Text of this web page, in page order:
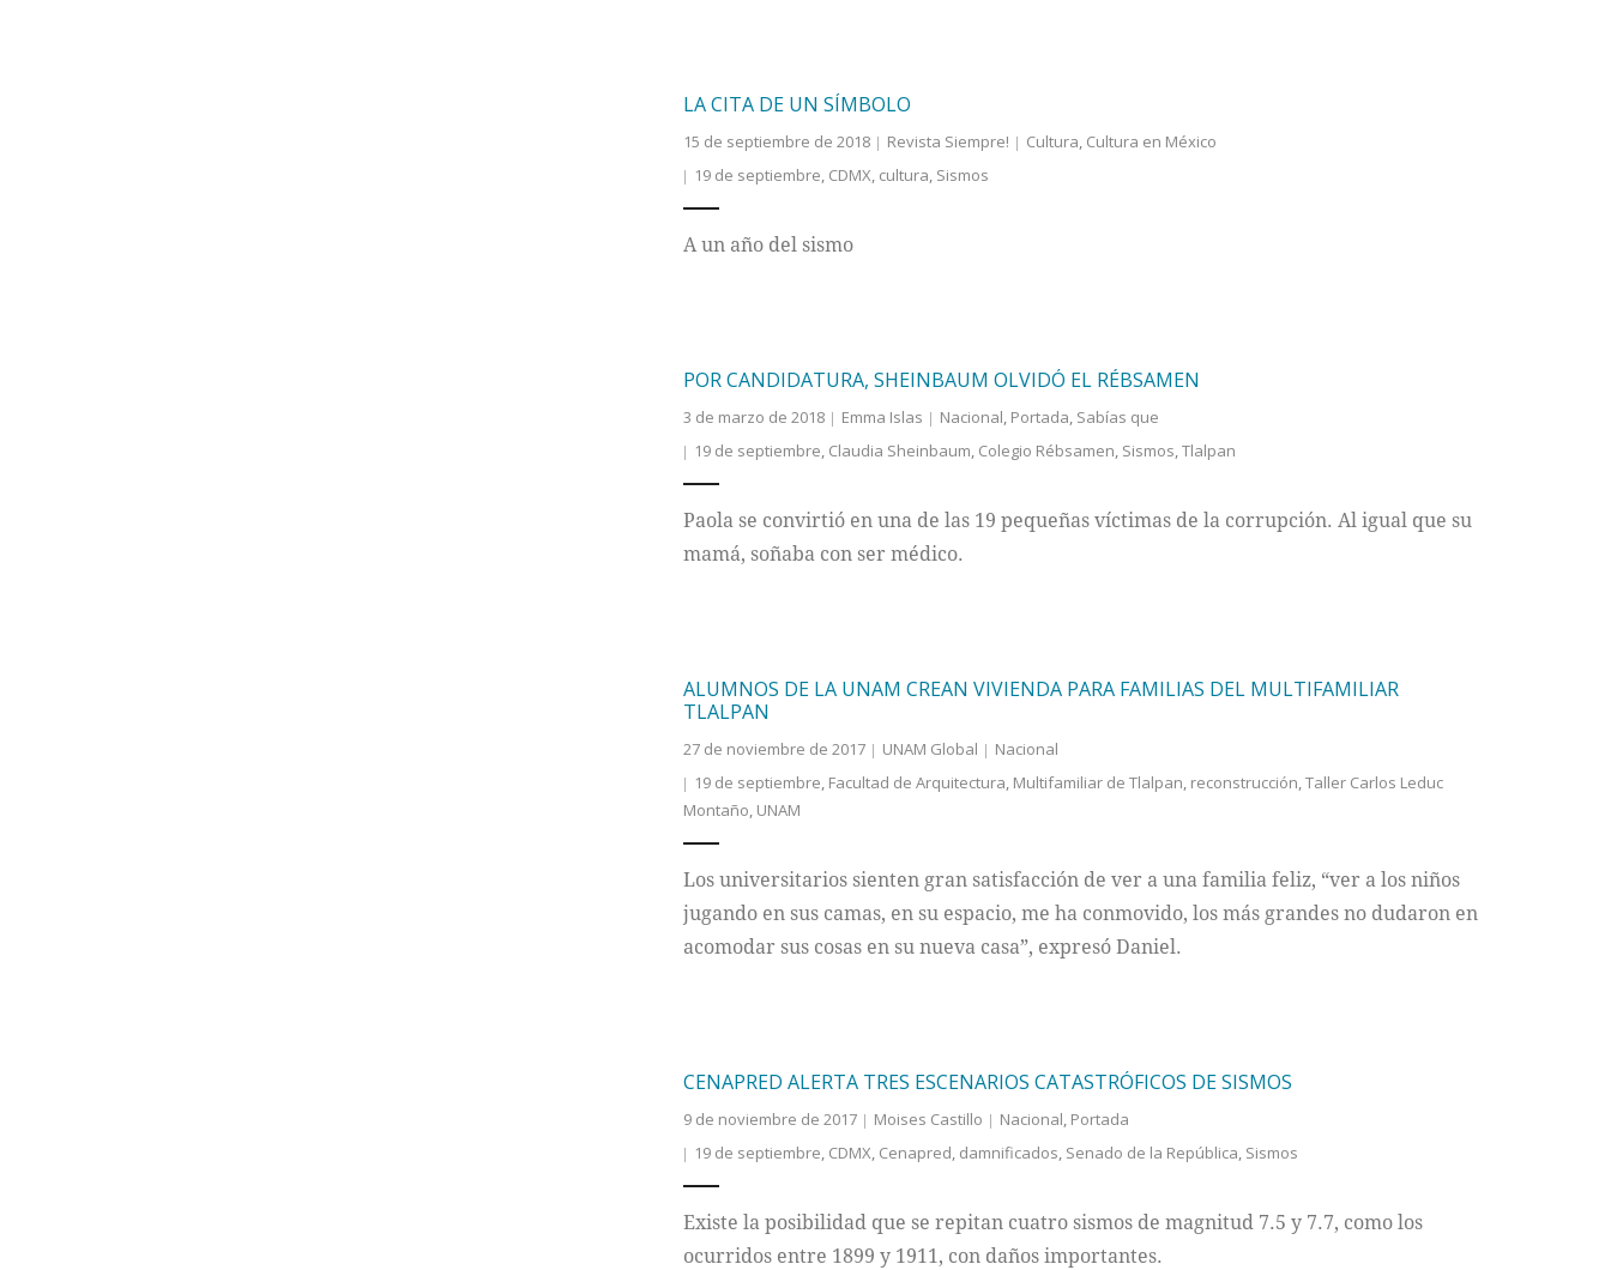
LA CITA DE UN SÍMBOLO
15 de septiembre de 2018 Revista Siempre! Cultura Cultura en México
19 de septiembre CDMX cultura Sismos
A un año del sismo
POR CANDIDATURA, SHEINBAUM OLVIDÓ EL RÉBSAMEN
3 de marzo de 2018 Emma Islas Nacional Portada Sabías que
19 de septiembre Claudia Sheinbaum Colegio Rébsamen Sismos Tlalpan
Paola se convirtió en una de las 19 pequeñas víctimas de la corrupción. Al igual que su
mamá, soñaba con ser médico.
ALUMNOS DE LA UNAM CREAN VIVIENDA PARA FAMILIAS DEL MULTIFAMILIAR
TLALPAN
27 de noviembre de 2017 UNAM Global
Nacional
19 de septiembre Facultad de Arquitectura Multifamiliar de Tlalpan reconstrucción Taller Carlos Leduc
Montaño UNAM
Los universitarios sienten gran satisfacción de ver a una familia feliz, “ver a los niños
jugando en sus camas, en su espacio, me ha conmovido, los más grandes no dudaron en
acomodar sus cosas en su nueva casa”, expresó Daniel.
CENAPRED ALERTA TRES ESCENARIOS CATASTRÓFICOS DE SISMOS
9 de noviembre de 2017 Moises Castillo Nacional Portada
19 de septiembre CDMX Cenapred damnificados Senado de la República Sismos
Existe la posibilidad que se repitan cuatro sismos de magnitud 7.5 y 7.7, como los
ocurridos entre 1899 y 1911, con daños importantes.